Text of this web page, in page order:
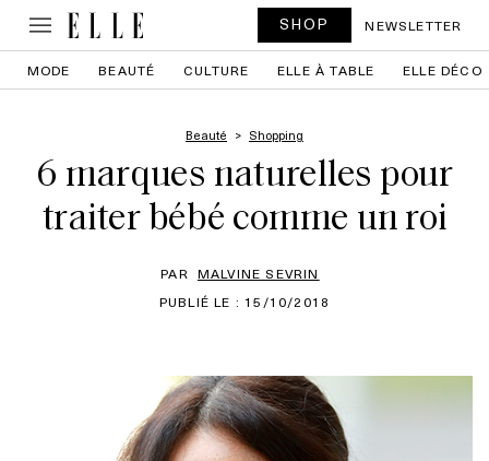
SHOP NEWSLETTER
MODE BEAUTÉ CULTURE ELLE À TABLE ELLE DÉCO
Beauté Shopping
6 marques naturelles pour
traiter bébé comme un roi
PAR MALVINE SEVRIN
PUBLIÉ LE : 15/10/2018